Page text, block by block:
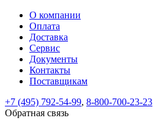
ВходРегистрация
Только
test@example.com
отправлена
по
ней
для
Только
Восстановление
пароля
Заполните
форму.
Мы
отправим
На
вашу
test@test.ru
отправлена
Введите
новый
пароль
Пароль
успешно
Обратная
связь
Ваше
сообщение
успешно
О компании
Оплата
Доставка
Сервис
Документы
Контакты
Поставщикам
+7 (495) 792-54-99, 8-800-700-23-23
Обратная связь